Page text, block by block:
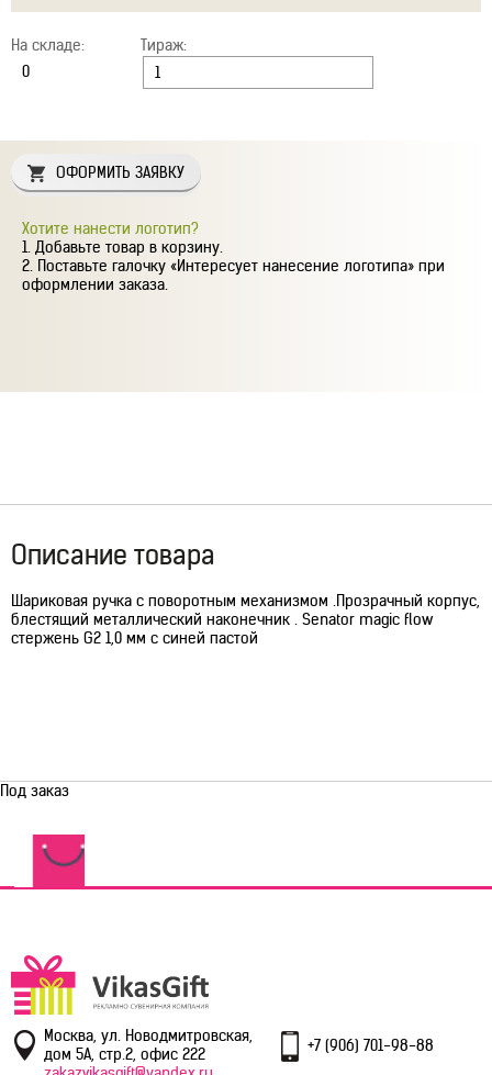
На складе: Тираж:
ОФОРМИТЬ ЗАЯВКУ
Хотите нанести логотип?
Добавьте товар в корзину.
Поставьте галочку «Интересует нанесение логотипа» при
оформлении заказа.
Описание товара
Шариковая ручка с поворотным механизмом .Прозрачный корпус,
блестящий металлический наконечник . Senator magic flow
стержень G2 1,0 мм с синей пастой
Под заказ
Москва, ул. Новодмитровская,
дом 5А, стр.2, офис 222
+7 (906) 701-98-88